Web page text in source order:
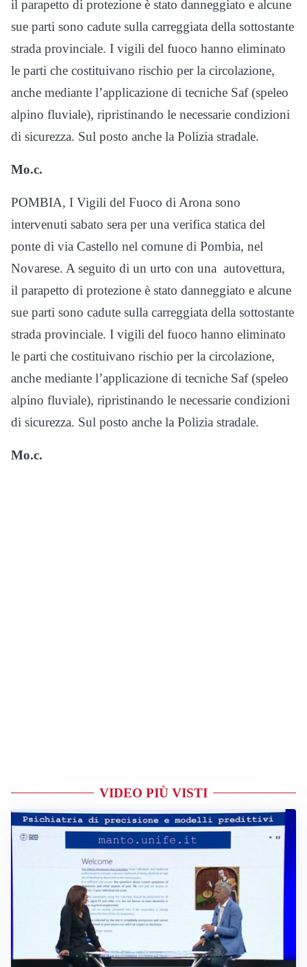
il parapetto di protezione è stato danneggiato e alcune
sue parti sono cadute sulla carreggiata della sottostante
strada provinciale. I vigili del fuoco hanno eliminato
le parti che costituivano rischio per la circolazione,
anche mediante l’applicazione di tecniche Saf (speleo
alpino fluviale), ripristinando le necessarie condizioni
di sicurezza. Sul posto anche la Polizia stradale.
Mo.c.
POMBIA, I Vigili del Fuoco di Arona sono
intervenuti sabato sera per una verifica statica del
ponte di via Castello nel comune di Pombia, nel
Novarese. A seguito di un urto con una autovettura,
il parapetto di protezione è stato danneggiato e alcune
sue parti sono cadute sulla carreggiata della sottostante
strada provinciale. I vigili del fuoco hanno eliminato
le parti che costituivano rischio per la circolazione,
anche mediante l’applicazione di tecniche Saf (speleo
alpino fluviale), ripristinando le necessarie condizioni
di sicurezza. Sul posto anche la Polizia stradale.
Mo.c.
VIDEO PIÙ VISTI